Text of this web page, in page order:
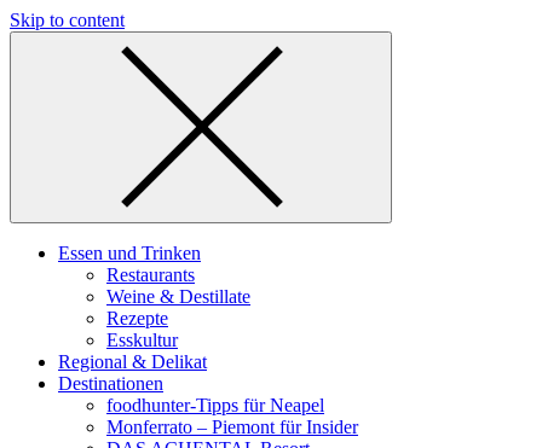
Skip to content
Essen und Trinken
Restaurants
Weine & Destillate
Rezepte
Esskultur
Regional & Delikat
Destinationen
foodhunter-Tipps für Neapel
Monferrato – Piemont für Insider